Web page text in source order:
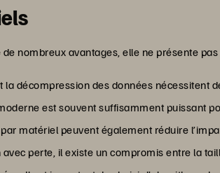
nombreux avantages, elle ne présente
la décompression des données nécessitent
est souvent suffisamment puissant
matériel peuvent également réduire
perte, il existe un compromis entre la